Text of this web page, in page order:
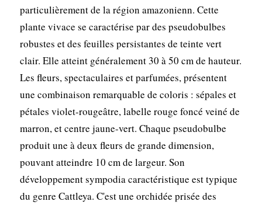
particulièrement de la région amazonienn. Cette
plante vivace se caractérise par des pseudobulbes
robustes et des feuilles persistantes de teinte vert
clair. Elle atteint généralement 30 à 50 cm de hauteur.
Les fleurs, spectaculaires et parfumées, présentent
une combinaison remarquable de coloris : sépales et
pétales violet-rougeâtre, labelle rouge foncé veiné de
marron, et centre jaune-vert. Chaque pseudobulbe
produit une à deux fleurs de grande dimension,
pouvant atteindre 10 cm de largeur. Son
développement sympodia caractéristique est typique
du genre Cattleya. C'est une orchidée prisée des